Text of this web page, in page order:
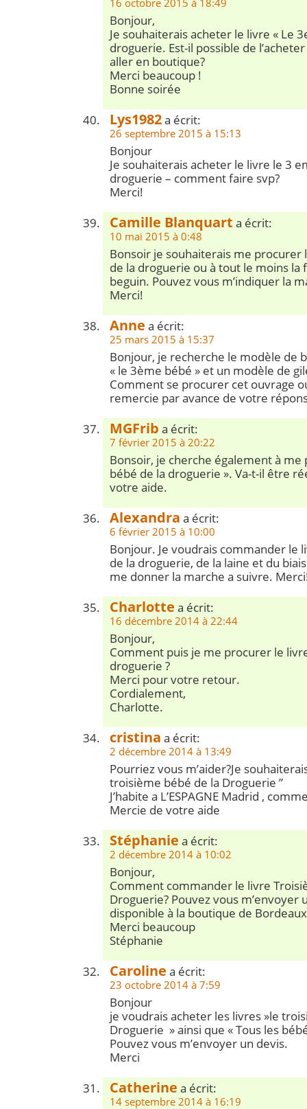
16 octobre 2015 à 18:49
Bonjour,
Je souhaiterais acheter le livre « Le
droguerie. Est-il possible de
aller en boutique?
Merci beaucoup !
Bonne soirée
Lys1982a écrit:
26 septembre 2015 à 15:13
Bonjour
Je souhaiterais acheter le livre le 3
droguerie – comment faire svp?
Merci!
Camille Blanquart a écrit:
10 mai 2015 à 0:48
Bonsoir je souhaiterais me procurer
de la droguerie ou à tout le moins la
beguin. Pouvez vous m’indiquer la
Merci!
Anne a écrit:
25 mars 2015 à 15:37
Bonjour, je recherche le modèle de
« le 3ème bébé » et un modèle de
Comment se procurer cet ouvrage
remercie par avance de votre
MGFrib a écrit:
7 février 2015 à 20:22
Bonsoir, je cherche également à
bébé de la droguerie ». Va-t-il être
votre aide.
Alexandra a écrit:
6 février 2015 à 10:00
Bonjour. Je voudrais commander le
de la droguerie, de la laine et du
me donner la marche a suivre.
Charlotte a écrit:
16 décembre 2014 à 22:44
Bonjour,
Comment puis je me procurer le
droguerie ?
Merci pour votre retour.
Cordialement,
Charlotte.
cristina a écrit:
2 décembre 2014 à 13:49
Pourriez vous m’aider?Je
troisième bébé de la Droguerie ”
J’habite a L’ESPAGNE Madrid ,
Mercie de votre aide
Stéphanie a écrit:
2 décembre 2014 à 10:02
Bonjour,
Comment commander le livre
Droguerie? Pouvez vous m’envoyer
disponible à la boutique de
Merci beaucoup
Stéphanie
Caroline a écrit:
23 octobre 2014 à 7:59
Bonjour
je voudrais acheter les livres »le
Droguerie » ainsi que « Tous les
Pouvez vous m’envoyer un devis.
Merci
Catherine a écrit:
14 septembre 2014 à 16:19